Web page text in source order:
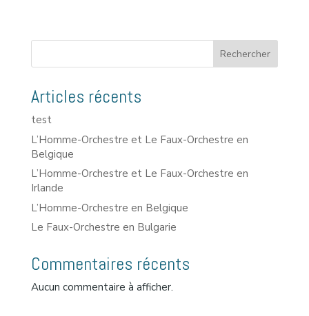
Rechercher
Articles récents
test
L’Homme-Orchestre et Le Faux-Orchestre en
Belgique
L’Homme-Orchestre et Le Faux-Orchestre en
Irlande
L’Homme-Orchestre en Belgique
Le Faux-Orchestre en Bulgarie
Commentaires récents
Aucun commentaire à afficher.